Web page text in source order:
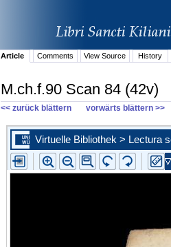
Article Comments View Source History
M.ch.f.90 Scan 84 (42v)
<< zurück blättern vorwärts blättern >>